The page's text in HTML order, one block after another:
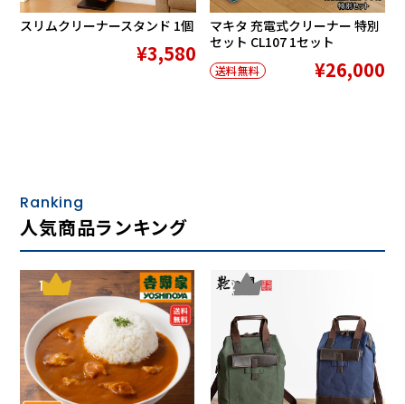
スリムクリーナースタンド 1個
¥3,580
マキタ 充電式クリーナー 特別
セット CL107 1セット
送料無料 ¥26,000
Ranking
人気商品ランキング
1 2